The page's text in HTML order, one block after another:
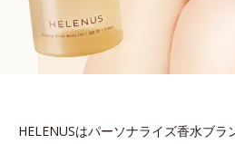
HELENUSはパーソナライズ香水ブ